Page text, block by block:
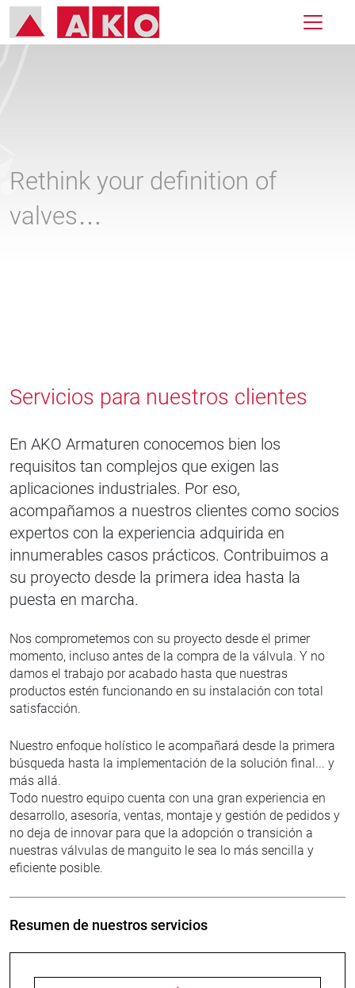
Rethink your definition of
valves…
Servicios para nuestros clientes
En AKO Armaturen conocemos bien los
requisitos tan complejos que exigen las
aplicaciones industriales. Por eso,
acompañamos a nuestros clientes como socios
expertos con la experiencia adquirida en
innumerables casos prácticos. Contribuimos a
su proyecto desde la primera idea hasta la
puesta en marcha.
Nos comprometemos con su proyecto desde el primer
momento, incluso antes de la compra de la válvula. Y no
damos el trabajo por acabado hasta que nuestras
productos estén funcionando en su instalación con total
satisfacción.
Nuestro enfoque holístico le acompañará desde la primera
búsqueda hasta la implementación de la solución final... y
más allá.
Todo nuestro equipo cuenta con una gran experiencia en
desarrollo, asesoría, ventas, montaje y gestión de pedidos y
no deja de innovar para que la adopción o transición a
nuestras válvulas de manguito le sea lo más sencilla y
eficiente posible.
Resumen de nuestros servicios